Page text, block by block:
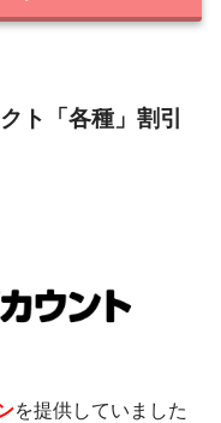
ト「各種」割引
を提供していました